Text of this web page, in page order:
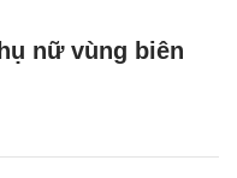
nữ vùng biên